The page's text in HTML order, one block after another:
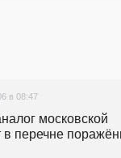
в 08:47
московской
в перечне